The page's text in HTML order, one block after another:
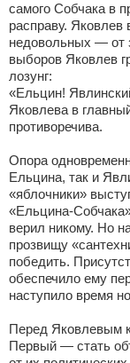
самого Собчака в
расправу. Яковлев
недовольных — от
выборов Яковлев
лозунг:
«Ельцин!
Яковлева в
противоречива.
Опора
Ельцина, так и
«яблочники»
«Ельцина-
верил никому. Но
прозвищу
победить.
обеспечило ему
наступило время
Перед Яковлевым
Первый — стать